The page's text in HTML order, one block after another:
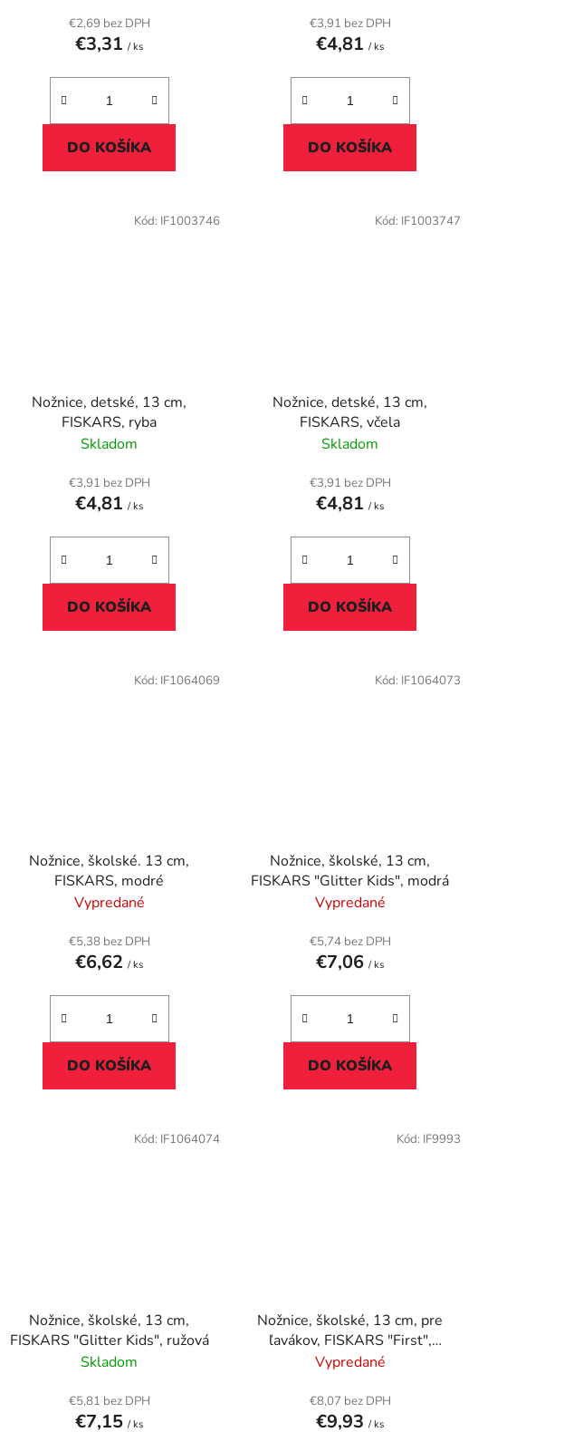
€2,69 bez DPH
€3,31/ ks
DO KOŠÍKA
€3,91 bez DPH
€4,81/ ks
DO KOŠÍKA
Nožnice, detské, 13 cm,
FISKARS, ryba
Skladom
€3,91 bez DPH
€4,81/ ks
DO KOŠÍKA
Kód: IF1003746
Nožnice, detské, 13 cm,
FISKARS, včela
Skladom
€3,91 bez DPH
€4,81/ ks
DO KOŠÍKA
Kód: IF1003747
Nožnice, školské. 13 cm,
FISKARS, modré
Vypredané
€5,38 bez DPH
€6,62/ ks
DO KOŠÍKA
Kód: IF1064069
Nožnice, školské, 13 cm,
FISKARS "Glitter Kids", modrá
Vypredané
€5,74 bez DPH
€7,06/ ks
DO KOŠÍKA
Kód: IF1064073
Nožnice, školské, 13 cm,
FISKARS "Glitter Kids", ružová
Skladom
€5,81 bez DPH
€7,15/ ks
Kód: IF1064074
Nožnice, školské, 13 cm, pre
ľavákov, FISKARS "First",
červené
Vypredané
€8,07 bez DPH
€9,93/ ks
Kód: IF9993